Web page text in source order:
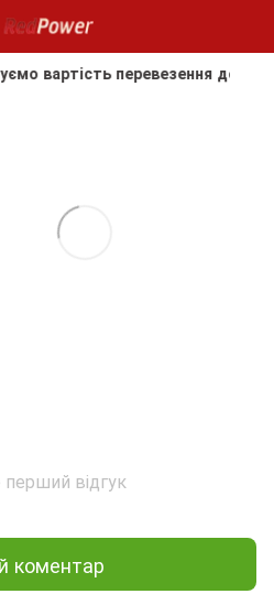
перевезення до
відгук
коментар